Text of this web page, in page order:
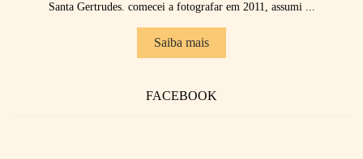
Santa Gertrudes. comecei a fotografar em 2011, assumi ...
Saiba mais
FACEBOOK